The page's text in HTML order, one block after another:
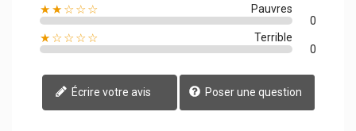
★★☆☆☆
Pauvres
0
★☆☆☆☆
Terrible
0
Écrire votre avis Poser une question